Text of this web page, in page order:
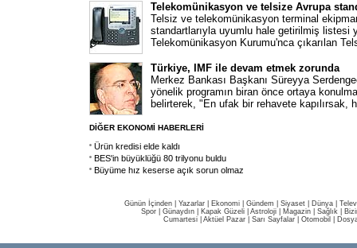
Telekomünikasyon ve telsize Avrupa
Telsiz ve telekomünikasyon terminal
standartlarıyla uyumlu hale getirilmiş listesi
Telekomünikasyon Kurumu'nca çıkarılan
Türkiye, IMF ile devam etmek zorunda
Merkez Bankası Başkanı Süreyya
yönelik programın biran önce ortaya
belirterek, "En ufak bir rehavete kapılırsak,
DİĞER EKONOMİ HABERLERİ
Ürün kredisi elde kaldı
BES'in büyüklüğü 80 trilyonu buldu
Büyüme hız keserse açık sorun olmaz
Günün İçinden Yazarlar Ekonomi Gündem Siyaset Dünya |
Spor
Günaydın Kapak Güzeli Astroloji Magazin Sağlık
Cumartesi| Aktüel Pazar| Sarı Sayfalar| Otomobil